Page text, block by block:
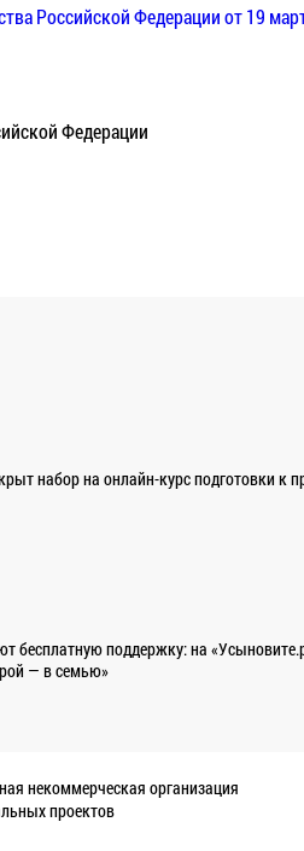
Российской Федерации от 19
Федерации
набор на онлайн-курс подготовки к
бесплатную поддержку: на
— в семью»
некоммерческая организация
проектов